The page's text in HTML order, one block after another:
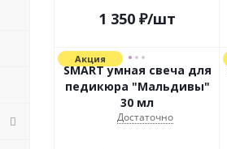
1 350 ₽/шт
Акция
SMART умная свеча для
педикюра "Мальдивы"
30 мл
Достаточно